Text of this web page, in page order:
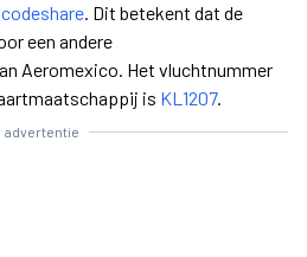
codeshare. Dit betekent dat de
een andere
Aeromexico. Het vluchtnummer
is KL1207.
advertentie